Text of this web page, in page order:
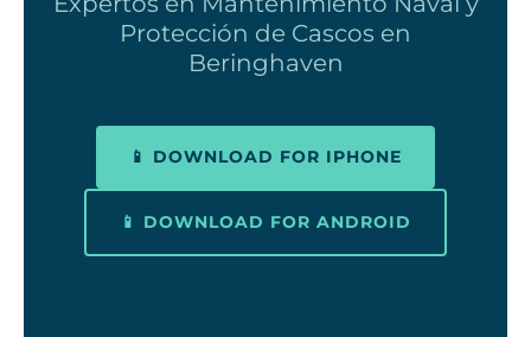
Protección de Cascos en
Beringhaven
📱 DOWNLOAD FOR IPHONE
📱 DOWNLOAD FOR ANDROID